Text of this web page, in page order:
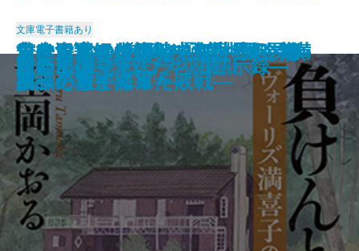
走らないのになぜ「ご馳走」？―
NHK 気になることば―
ローマ亡き後の地中海世界3―海
賊、そして海軍―
ローマ亡き後の地中海世界4―海
賊、そして海軍―
ビッチマグネット
ご先祖様はどちら様
古代史謎解き紀行III―九州邪馬台
国編―
とりあたまJAPAN
今日もごちそうさまでした
ある一日
負けんとき〔上〕―ヴォーリズ満
喜子の種まく日々―
文庫電子書籍あり
負けんとき〔下〕―ヴォーリズ満
喜子の種まく日々―
荻窪 シェアハウス小助川
日本海軍400時間の証言―軍令部・
参謀たちが語った敗戦―
蛍の航跡―軍医たちの黙示録―
山とそば
若き日本の肖像―一九〇〇年、欧
州への旅―
ローマ亡き後の地中海世界1―海
賊、そして海軍―
ローマ亡き後の地中海世界2―海
賊、そして海軍―
思い出のマーニー
自負と偏見